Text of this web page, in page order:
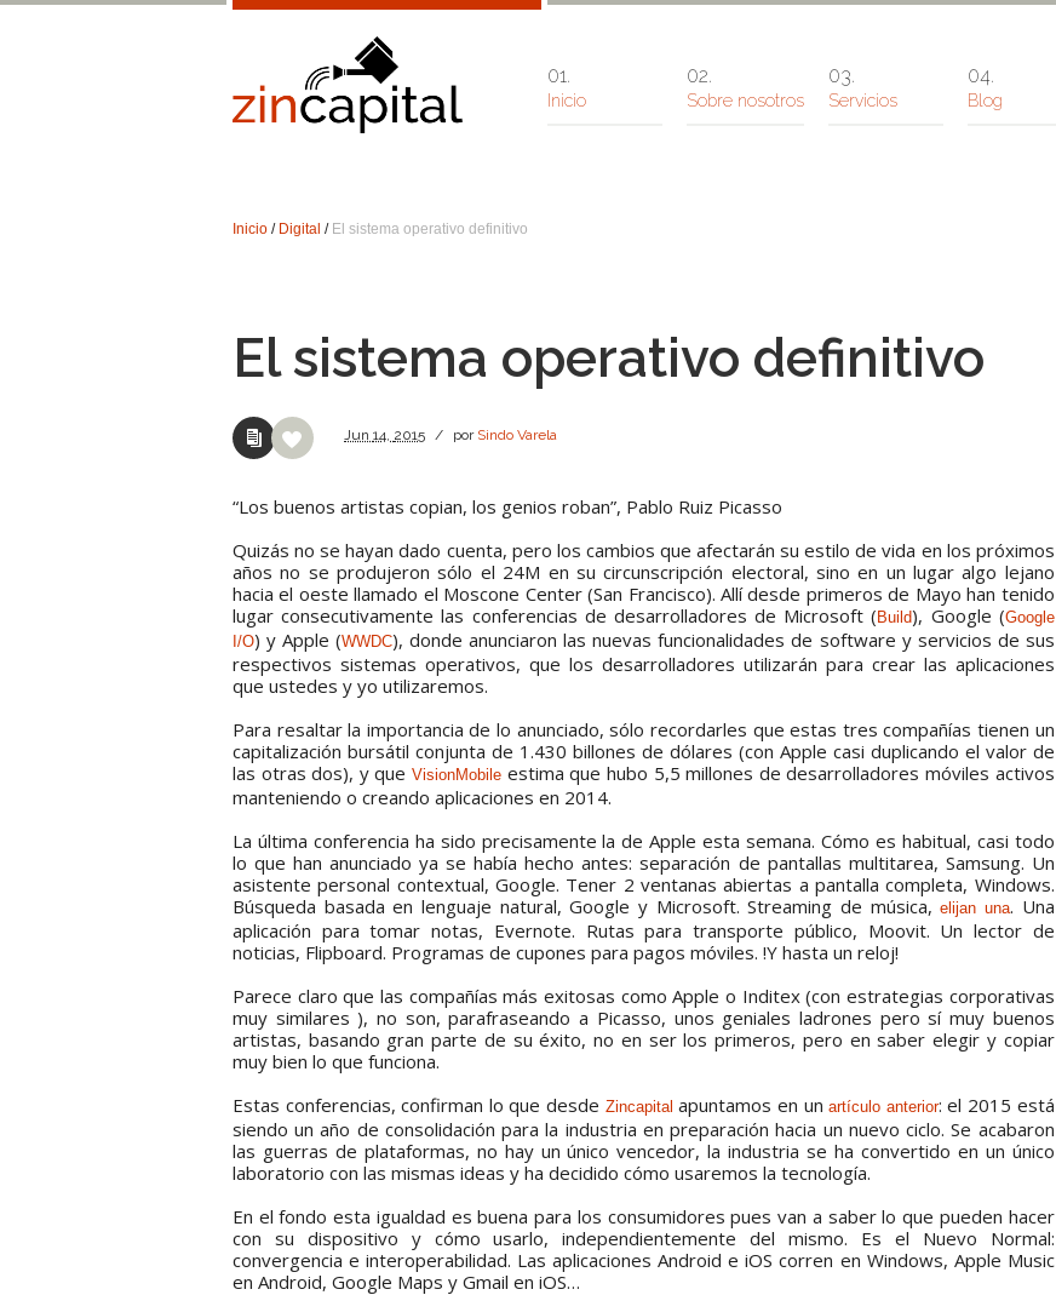
Inicio Sobre nosotros Servicios Blog
Inicio / Digital / El sistema operativo definitivo
El sistema operativo definitivo
Jun 14, 2015 / por Sindo Varela
“Los buenos artistas copian, los genios roban”, Pablo Ruiz Picasso
Quizás no se hayan dado cuenta, pero los cambios que afectarán su estilo de vida en los próximos
años no se produjeron sólo el 24M en su circunscripción electoral, sino en un lugar algo lejano
hacia el oeste llamado el Moscone Center (San Francisco). Allí desde primeros de Mayo han tenido
lugar consecutivamente las conferencias de desarrolladores de Microsoft ( Build), Google (Google
I/O) y Apple (WWDC), donde anunciaron las nuevas funcionalidades de software y servicios de sus
respectivos sistemas operativos, que los desarrolladores utilizarán para crear las aplicaciones
que ustedes y yo utilizaremos.
Para resaltar la importancia de lo anunciado, sólo recordarles que estas tres compañías tienen un
capitalización bursátil conjunta de 1.430 billones de dólares (con Apple casi duplicando el valor de
las otras dos), y queVisionMobile estima que hubo 5,5 millones de desarrolladores móviles activos
manteniendo o creando aplicaciones en 2014.
La última conferencia ha sido precisamente la de Apple esta semana. Cómo es habitual, casi todo
lo que han anunciado ya se había hecho antes: separación de pantallas multitarea, Samsung. Un
asistente personal contextual, Google. Tener 2 ventanas abiertas a pantalla completa, Windows.
Búsqueda basada en lenguaje natural, Google y Microsoft. Streaming de música,elijan una. Una
aplicación para tomar notas, Evernote. Rutas para transporte público, Moovit. Un lector de
noticias, Flipboard. Programas de cupones para pagos móviles. !Y hasta un reloj!
Parece claro que las compañías más exitosas como Apple o Inditex (con estrategias corporativas
muy similares ), no son, parafraseando a Picasso, unos geniales ladrones pero sí muy buenos
artistas, basando gran parte de su éxito, no en ser los primeros, pero en saber elegir y copiar
muy bien lo que funciona.
Estas conferencias, confirman lo que desde Zincapital apuntamos en unartículo anterior: el 2015 está
siendo un año de consolidación para la industria en preparación hacia un nuevo ciclo. Se acabaron
las guerras de plataformas, no hay un único vencedor, la industria se ha convertido en un único
laboratorio con las mismas ideas y ha decidido cómo usaremos la tecnología.
En el fondo esta igualdad es buena para los consumidores pues van a saber lo que pueden hacer
con su dispositivo y cómo usarlo, independientemente del mismo. Es el Nuevo Normal:
convergencia e interoperabilidad. Las aplicaciones Android e iOS corren en Windows, Apple Music
en Android, Google Maps y Gmail en iOS…